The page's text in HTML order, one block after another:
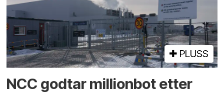
PLUSS
NCC godtar millionbot etter